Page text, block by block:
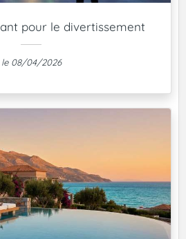
pour le divertissement
le 08/04/2026